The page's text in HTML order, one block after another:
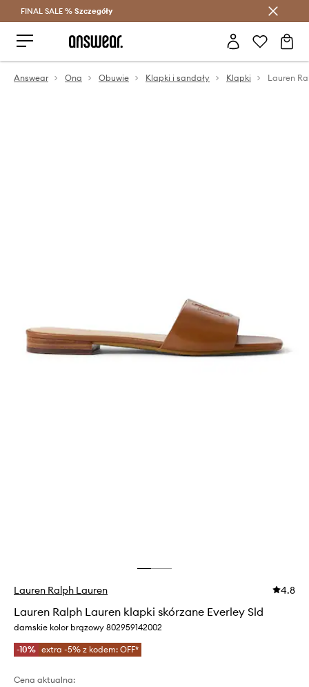
Oszczędzaj z Answear Club >
FINAL SALE % Szczegóły
Answear Ona Obuwie Klapki i sandały Klapki
Lauren Ralph Lauren 4.8
Lauren Ralph Lauren klapki skórzane Everley Sld
damskie kolor brązowy 802959142002
-10% extra -5% z kodem: OFF*
Cena aktualna: